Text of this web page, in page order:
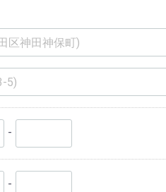
-
-